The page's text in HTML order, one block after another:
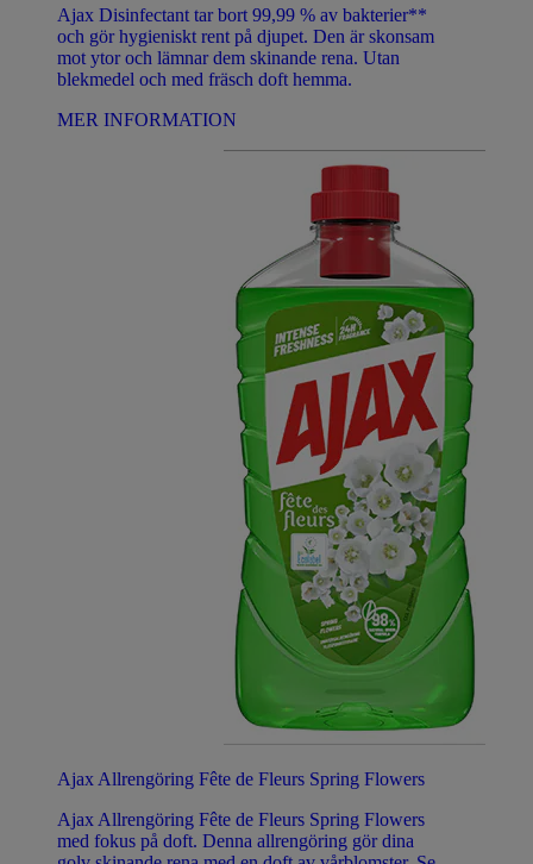
Ajax Disinfectant tar bort 99,99 % av bakterier**
och gör hygieniskt rent på djupet. Den är skonsam
mot ytor och lämnar dem skinande rena. Utan
blekmedel och med fräsch doft hemma.
MER INFORMATION
Ajax Allrengöring Fête de Fleurs Spring Flowers
Ajax Allrengöring Fête de Fleurs Spring Flowers
med fokus på doft. Denna allrengöring gör dina